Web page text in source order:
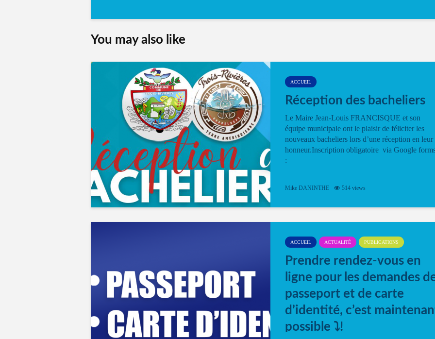
You may also like
ACCUEIL
Réception des bacheliers
Le Maire Jean-Louis FRANCISQUE et son
équipe municipale ont le plaisir de féliciter les
nouveaux bacheliers lors d’une réception en leur
honneur.Inscription obligatoire via Google
:
Mike DANINTHE 514 views
ACCUEIL ACTUALITÉ PUBLICATIONS
Prendre rendez-vous en
ligne pour les demandes
passeport et de carte
d’identité, c’est
possible ⤵️!